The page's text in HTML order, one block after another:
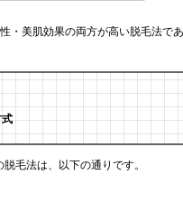
・美肌効果の両方が高い脱毛法で
毛法は、以下の通りです。